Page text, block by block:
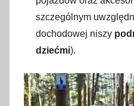
szczególnym
dochodowej niszy
dziećmi).